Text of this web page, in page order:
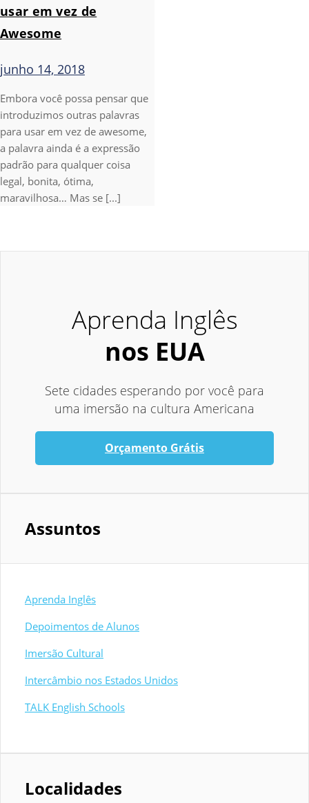
usar em vez de
Awesome
junho 14, 2018
Embora você possa pensar que
introduzimos outras palavras
para usar em vez de awesome,
a palavra ainda é a expressão
padrão para qualquer coisa
legal, bonita, ótima,
maravilhosa… Mas se [...]
Aprenda Inglês
nos EUA
Sete cidades esperando por você para
uma imersão na cultura Americana
Orçamento Grátis
Assuntos
Aprenda Inglês
Depoimentos de Alunos
Imersão Cultural
Intercâmbio nos Estados Unidos
TALK English Schools
Localidades